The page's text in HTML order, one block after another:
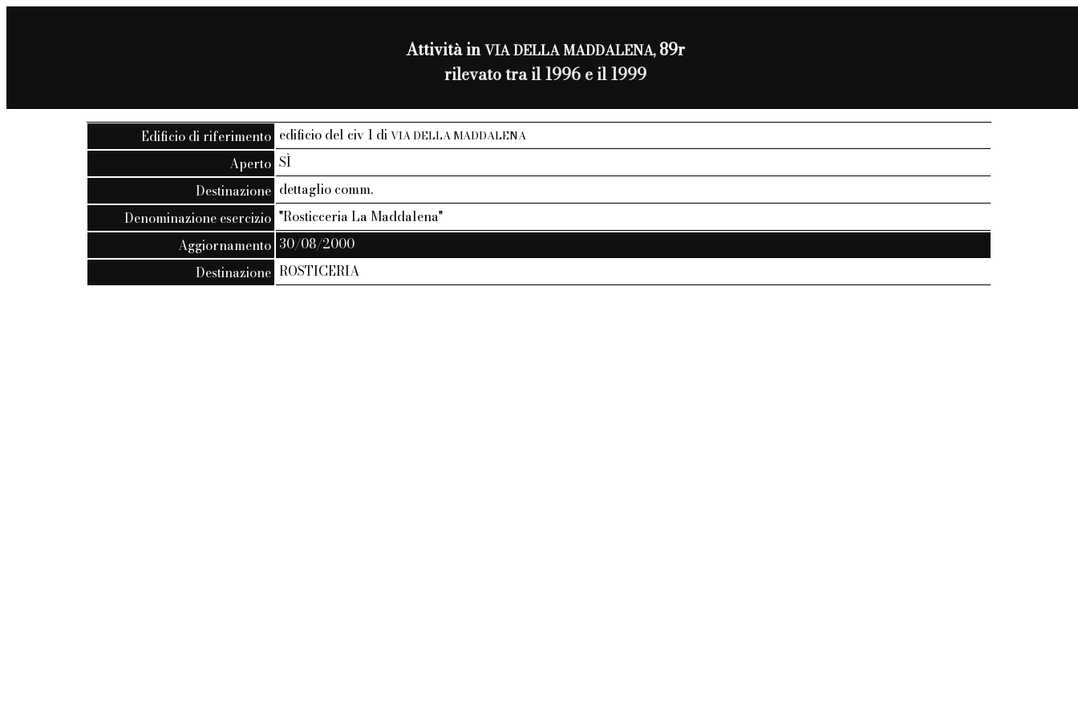
Attività inVIA DELLA MADDALENA,89r
rilevato tra il 1996 e il 1999
Edificio di riferimento edificio del civ 1 diVIA DELLA MADDALENA
Aperto SÌ
Destinazione dettaglio comm.
Denominazione esercizio "Rosticceria La Maddalena"
Aggiornamento 30/08/2000
Destinazione ROSTICERIA